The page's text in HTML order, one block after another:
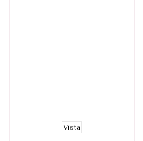
Vista